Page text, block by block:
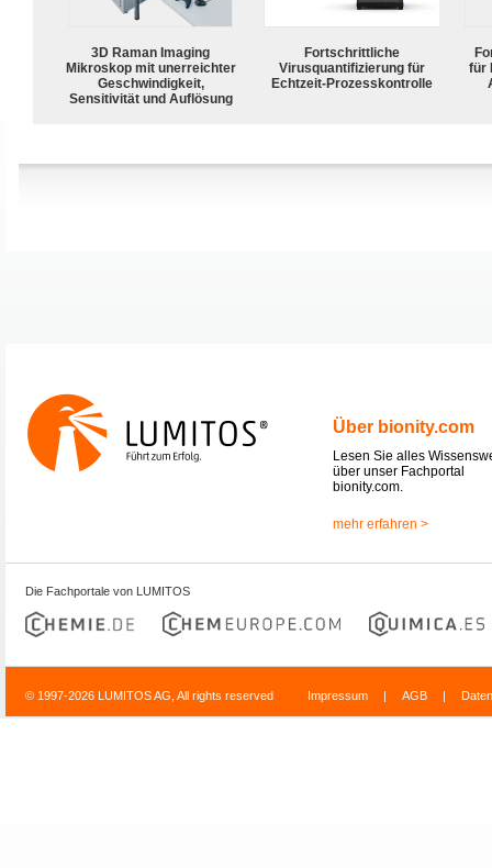
3D Raman Imaging
Mikroskop mit unerreichter
Geschwindigkeit,
Sensitivität und Auflösung
Fortschrittliche
Virusquantifizierung für
Echtzeit-Prozesskontrolle
für
Über bionity.com
Lesen Sie alles
über unser Fachportal
bionity.com.
mehr erfahren >
Die Fachportale von LUMITOS
© 1997-2026 LUMITOS AG, All rights reserved Impressum | AGB |